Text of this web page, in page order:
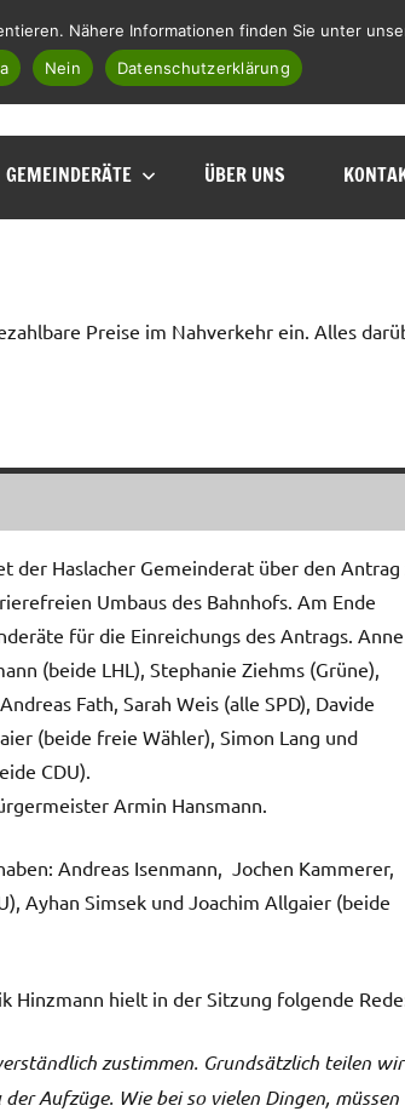
Facebook
Instagram
Telegram
WhatsApp
E-Mail
GEMEINDERÄTE ÜBER UNS
Preise im Nahverkehr ein. Alles
der Haslacher Gemeinderat über den Antrag
Umbaus des Bahnhofs. Am Ende
für die Einreichungs des Antrags. Anne
(beide LHL), Stephanie Ziehms (Grüne),
Fath, Sarah Weis (alle SPD), Davide
(beide freie Wähler), Simon Lang und
CDU).
Armin Hansmann.
Andreas Isenmann, Jochen Kammerer,
Ayhan Simsek und Joachim Allgaier (beide
Hinzmann hielt in der Sitzung folgende
zustimmen. Grundsätzlich teilen wir
Aufzüge. Wie bei so vielen Dingen,
Nähere Informationen finden Sie unter
Nein Datenschutzerklärung